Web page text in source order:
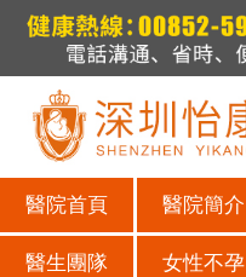
醫院首頁 醫院簡介
醫生團隊 女性不孕